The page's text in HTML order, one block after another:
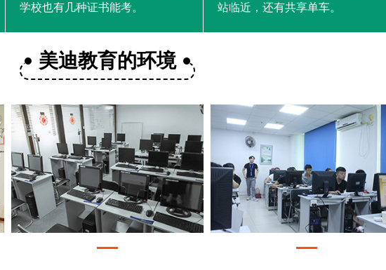
学校也有几种证书能考。
站临近，还有共享单车。
美迪教育的环境